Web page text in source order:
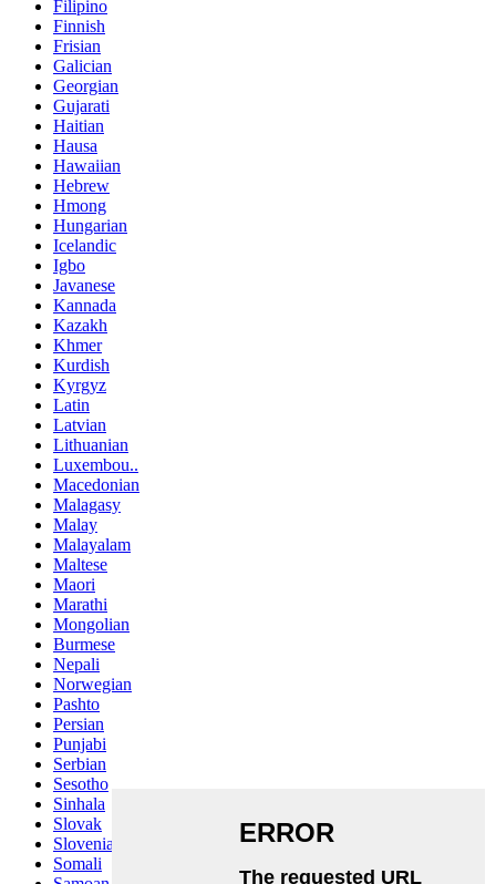
Filipino
Finnish
Frisian
Galician
Georgian
Gujarati
Haitian
Hausa
Hawaiian
Hebrew
Hmong
Hungarian
Icelandic
Igbo
Javanese
Kannada
Kazakh
Khmer
Kurdish
Kyrgyz
Latin
Latvian
Lithuanian
Luxembou..
Macedonian
Malagasy
Malay
Malayalam
Maltese
Maori
Marathi
Mongolian
Burmese
Nepali
Norwegian
Pashto
Persian
Punjabi
Serbian
Sesotho
Sinhala
Slovak
Slovenian
Somali